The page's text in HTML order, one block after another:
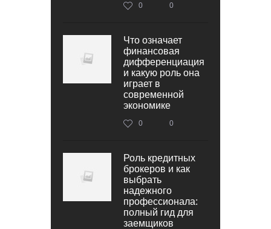
0 0
Что означает
финансовая
дифференциация
и какую роль она
играет в
современной
экономике
0 0
Роль кредитных
брокеров и как
выбрать
надежного
профессионала:
полный гид для
заемщиков